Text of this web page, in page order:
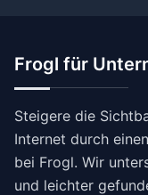
Frogl für
Steigere die
Internet durch
bei Frogl. Wir
und leichter